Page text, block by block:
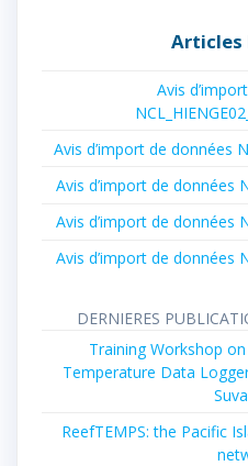
Articles
Avis
Avis d’import de données
Avis d’import de données
Avis d’import de données
Avis d’import de données
DERNIERES
Training Workshop
Temperature Data
ReefTEMPS: the Pacific